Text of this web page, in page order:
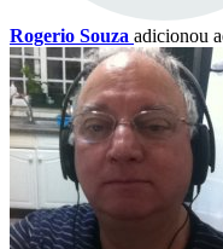
Rogerio Souza adicionou